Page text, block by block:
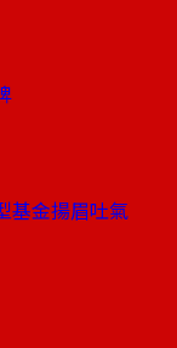
基金揚眉吐氣